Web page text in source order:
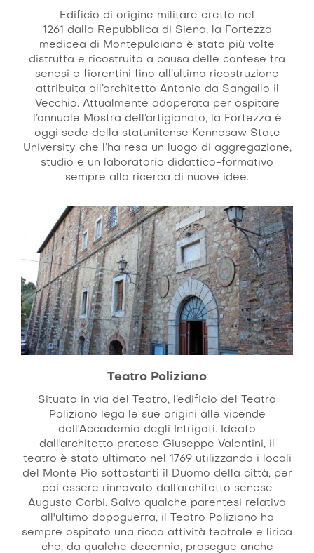
Edificio di origine militare eretto nel
1261 dalla Repubblica di Siena, la Fortezza
medicea di Montepulciano è stata più volte
distrutta e ricostruita a causa delle contese tra
senesi e fiorentini fino all’ultima ricostruzione
attribuita all’architetto Antonio da Sangallo il
Vecchio. Attualmente adoperata per ospitare
l’annuale Mostra dell’artigianato, la Fortezza è
oggi sede della statunitense Kennesaw State
University che l’ha resa un luogo di aggregazione,
studio e un laboratorio didattico-formativo
sempre alla ricerca di nuove idee.
Teatro Poliziano
Situato in via del Teatro, l’edificio del Teatro
Poliziano lega le sue origini alle vicende
dell'Accademia degli Intrigati. Ideato
dall'architetto pratese Giuseppe Valentini, il
teatro è stato ultimato nel 1769 utilizzando i locali
del Monte Pio sottostanti il Duomo della città, per
poi essere rinnovato dall’architetto senese
Augusto Corbi. Salvo qualche parentesi relativa
all'ultimo dopoguerra, il Teatro Poliziano ha
sempre ospitato una ricca attività teatrale e lirica
che, da qualche decennio, prosegue anche